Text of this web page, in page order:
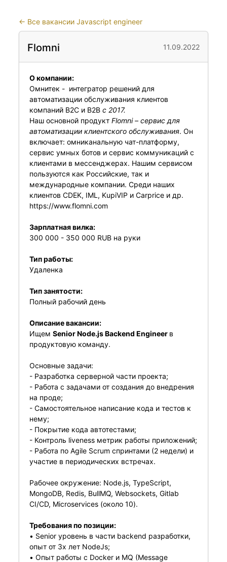
← Все вакансии Javascript engineer
Flomni 11.09.2022
О компании:
Омнитек - интегратор решений для
автоматизации обслуживания клиентов
компаний B2C и B2Bс 2017.
Наш основной продукт Flomni – сервис для
автоматизации клиентского обслуживания. Он
включает: омниканальную чат-платформу,
сервис умных ботов и сервис коммуникаций с
клиентами в мессенджерах. Нашим сервисом
пользуются как Российские, так и
международные компании. Среди наших
клиентов CDEK, IML, KupiVIP и Carprice и др.
https://www.flomni.com
Зарплатная вилка:
300 000 - 350 000 RUB на руки
Тип работы:
Удаленка
Тип занятости:
Полный рабочий день
Описание вакансии:
Ищем Senior Node.js Backend Engineer в
продуктовую команду.
Основные задачи:
- Разработка серверной части проекта;
- Работа с задачами от создания до внедрения
на проде;
- Самостоятельное написание кода и тестов к
нему;
- Покрытие кода автотестами;
- Контроль liveness метрик работы приложений;
- Работа по Agile Scrum спринтами (2 недели) и
участие в периодических встречах.
Рабочее окружение: Node.js, TypeScript,
MongoDB, Redis, BullMQ, Websockets, Gitlab
CI/CD, Microservices (около 10).
Требования по позиции:
• Senior уровень в части backend разработки,
опыт от 3х лет NodeJs;
• Опыт работы с Docker и MQ (Message